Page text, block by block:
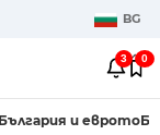
BG
3 0
и еврото